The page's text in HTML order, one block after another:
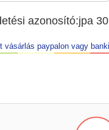
azonosító:jpa
vásárlás paypalon vagy